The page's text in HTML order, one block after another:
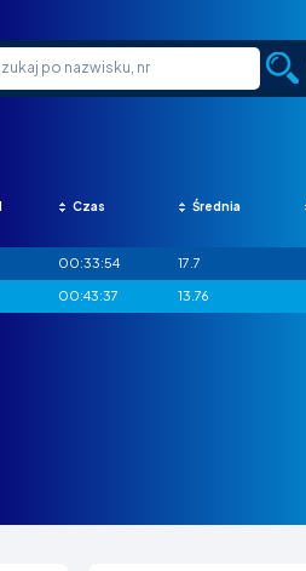
Czas Średnia
00:33:54 17.7
00:43:37 13.76